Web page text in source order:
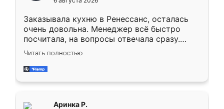
мебели буду заказывать только здесь.
Заказывала кухню в Ренессанс, осталась
очень довольна. Менеджер всё быстро
посчитала, на вопросы отвечала сразу.
Замерщик приехал в субботу, подошёл к
делу со всей ответственностью. Собрали
за день, ребята работали аккуратно, даже
Читать полностью
Аринка Р.